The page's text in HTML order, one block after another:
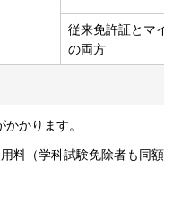
従来免許証とマイ
の両方
かります。
料（学科試験免除者も同額